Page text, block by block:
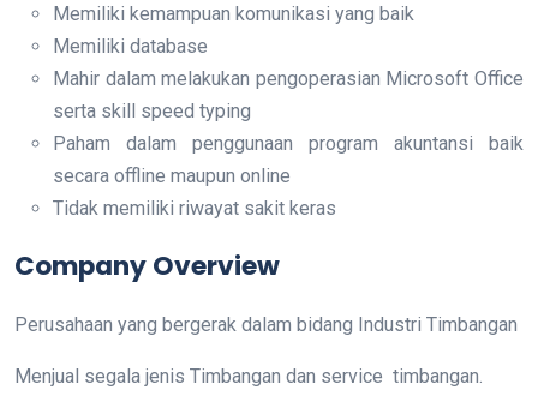
Memiliki kemampuan komunikasi yang baik
Memiliki database
Mahir dalam melakukan pengoperasian Microsoft Office
serta skill speed typing
Paham dalam penggunaan program akuntansi baik
secara offline maupun online
Tidak memiliki riwayat sakit keras
Company Overview
Perusahaan yang bergerak dalam bidang Industri Timbangan
Menjual segala jenis Timbangan dan service timbangan.